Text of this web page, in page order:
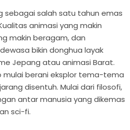
sebagai salah satu tahun emas
animasi yang makin
makin beragam, dan
bikin donghua layak
Jepang atau animasi Barat.
mulai berani eksplor tema-tema
disentuh. Mulai dari filosofi,
antar manusia yang dikemas
sci-fi.